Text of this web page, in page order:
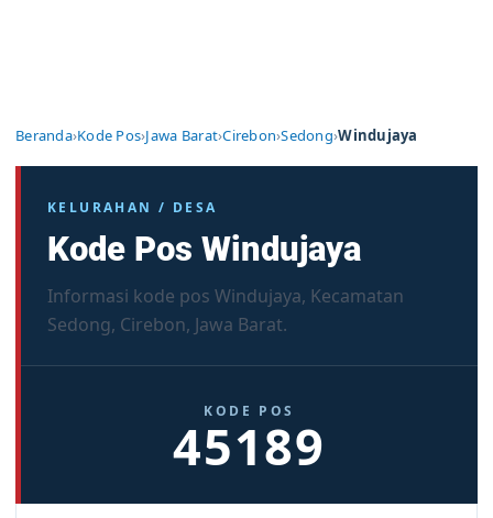
Beranda›Kode Pos›Jawa Barat›Cirebon›Sedong›Windujaya
KELURAHAN / DESA
Kode Pos Windujaya
Informasi kode pos Windujaya, Kecamatan
Sedong, Cirebon, Jawa Barat.
KODE POS
45189